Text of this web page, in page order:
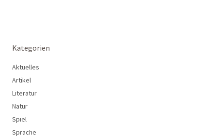
Kategorien
Aktuelles
Artikel
Literatur
Natur
Spiel
Sprache